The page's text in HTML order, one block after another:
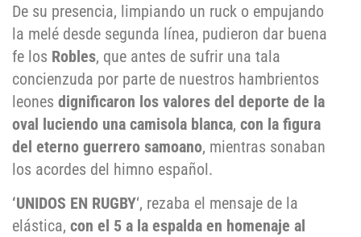
De su presencia, limpiando un ruck o empujando
la melé desde segunda línea, pudieron dar buena
fe los Robles, que antes de sufrir una tala
concienzuda por parte de nuestros hambrientos
leones dignificaron los valores del deporte de la
oval luciendo una camisola blanca, con la figura
del eterno guerrero samoano, mientras sonaban
los acordes del himno español.
‘UNIDOS EN RUGBY‘, rezaba el mensaje de la
elástica, con el 5 a la espalda en homenaje al